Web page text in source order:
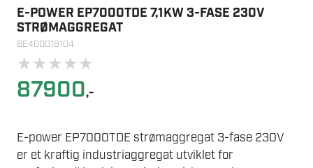
E-POWER EP7000TDE 7,1KW 3-FASE 230V
STRØMAGGREGAT
BE400018104
★★★★★
87900,-
E-power EP7000TDE strømaggregat 3-fase 230V
er et kraftig industriaggregat utviklet for